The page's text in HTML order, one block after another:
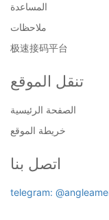
المساعدة
ملاحظات
极速接码平台
تنقل الموقع
الصفحة الرئيسية
خريطة الموقع
اتصل بنا
telegram: